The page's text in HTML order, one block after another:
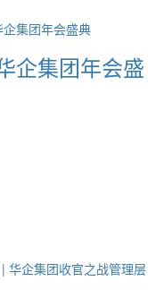
企集团年会盛